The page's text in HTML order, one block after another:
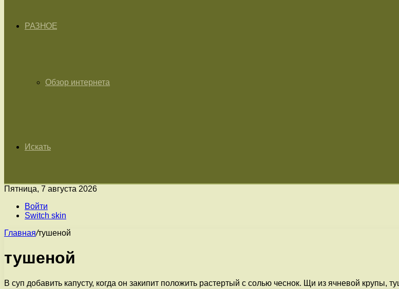
РАЗНОЕ
Обзор интернета
Искать
Пятница, 7 августа 2026
Войти
Switch skin
Главная/тушеной
тушеной
В суп добавить капусту, когда он закипит положить растертый с солью чеснок. Щи из ячневой